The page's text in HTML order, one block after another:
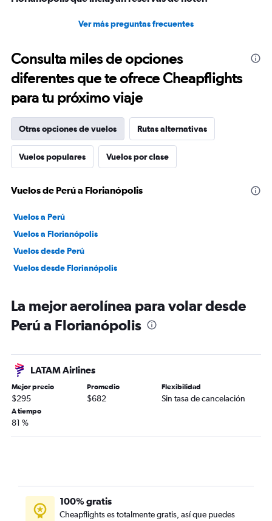
aeropuerto nunca existió realmente.. Un desastre
Ver más preguntas frecuentes
Consulta miles de opciones
diferentes que te ofrece Cheapflights
para tu próximo viaje
Otras opciones de vuelos Rutas alternativas
Vuelos populares Vuelos por clase
Vuelos de Perú a Florianópolis
Vuelos a Perú
Vuelos a Florianópolis
Vuelos desde Perú
Vuelos desde Florianópolis
La mejor aerolínea para volar desde
Perú a Florianópolis
LATAM Airlines
Mejor precio
$295
Promedio
$682
Flexibilidad
Sin tasa de cancelación
A tiempo
81 %
100% gratis
Cheapflights es totalmente gratis, así que puedes